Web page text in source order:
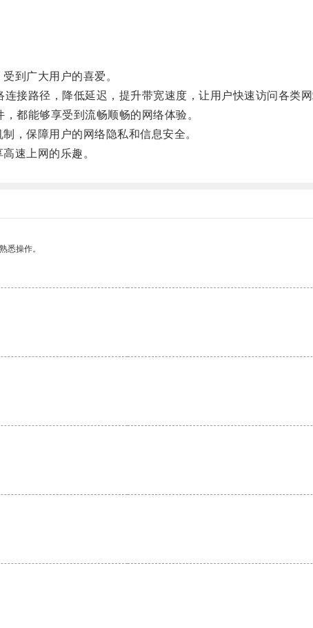
到广大用户的喜爱。
路径，降低延迟，提升带宽速度，让用户快速访问各类网
都能够享受到流畅顺畅的网络体验。
保障用户的网络隐私和信息安全。
速上网的乐趣。
悉操作。